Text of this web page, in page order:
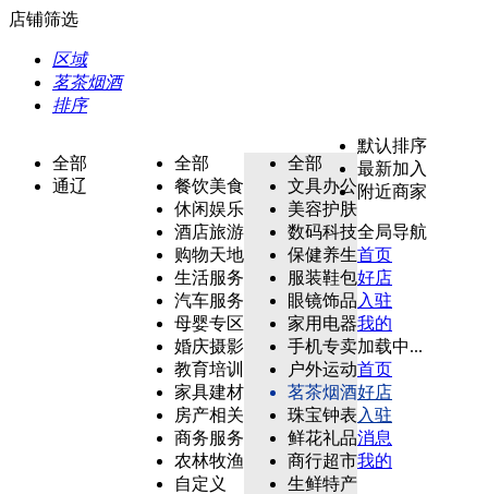
店铺筛选
区域
茗茶烟酒
排序
全部
通辽
全部
餐饮美食
休闲娱乐
酒店旅游
购物天地
生活服务
汽车服务
母婴专区
婚庆摄影
教育培训
家具建材
房产相关
商务服务
农林牧渔
自定义
全部
文具办公
美容护肤
数码科技
保健养生
服装鞋包
眼镜饰品
家用电器
手机专卖
户外运动
茗茶烟酒
珠宝钟表
鲜花礼品
商行超市
生鲜特产
默认排序
最新加入
附近商家
全局导航
首页
好店
入驻
我的
加载中...
首页
好店
入驻
消息
我的